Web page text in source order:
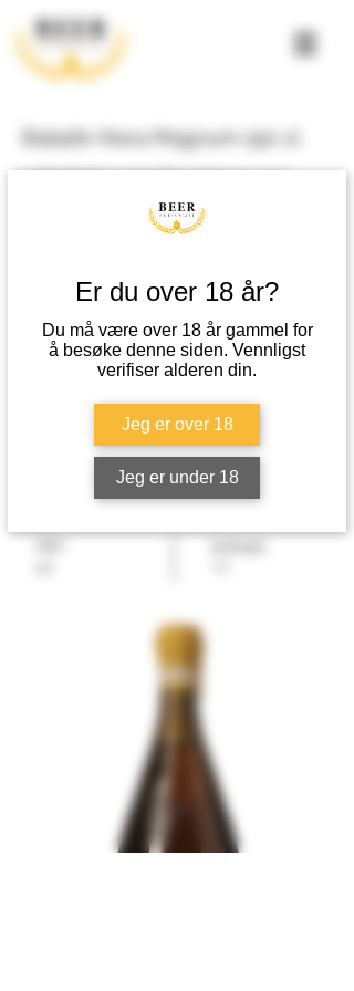
Er du over 18 år?
Du må være over 18 år gammel for
å besøke denne siden. Vennligst
verifiser alderen din.
Jeg er over 18
Jeg er under 18
Baladin Nora Magnum 150 cl
Lett fruktighet med et klart gjærpreg og en
krydret tørr avslutning. God gjærpreg, lett
fruktighet med et bakteppe av urter og krydder.
Metode
Tradisjonell overgjæret prosess med tilsetning av
krydder og urter i kok.
Ost, grønnsaker eller som aperitiff.
Varenummer
EPD-nummer
5849682